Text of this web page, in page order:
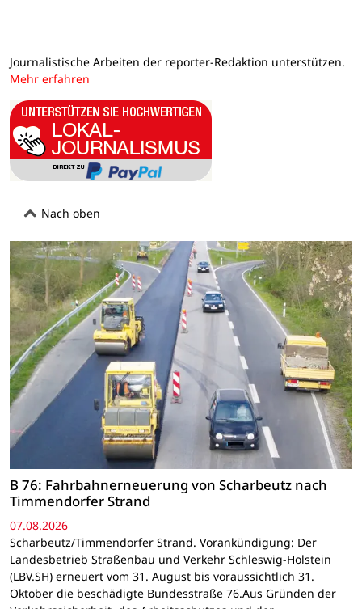
Journalistische Arbeiten der reporter-Redaktion unterstützen.
Mehr erfahren
Nach oben
B 76: Fahrbahnerneuerung von Scharbeutz nach
Timmendorfer Strand
07.08.2026
Scharbeutz/Timmendorfer Strand. Vorankündigung: Der
Landesbetrieb Straßenbau und Verkehr Schleswig-Holstein
(LBV.SH) erneuert vom 31. August bis voraussichtlich 31.
Oktober die beschädigte Bundesstraße 76.Aus Gründen der